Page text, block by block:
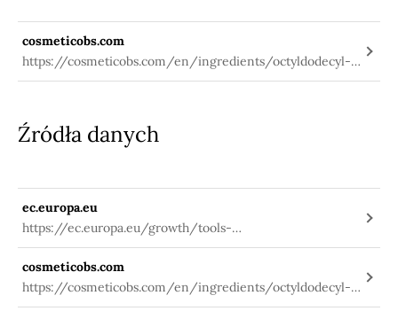
cosmeticobs.com
https://cosmeticobs.com/en/ingredients/octyldodecyl-
stearate-3609
Źródła danych
ec.europa.eu
https://ec.europa.eu/growth/tools-
databases/cosing/index.cfm?
fuseaction=search.details_v2&id=77795
cosmeticobs.com
https://cosmeticobs.com/en/ingredients/octyldodecyl-
stearate-3609